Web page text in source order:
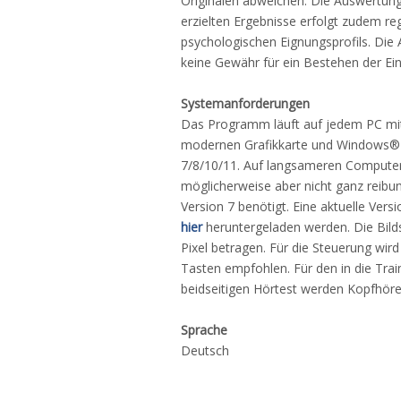
erzielten Ergebnisse erfolgt zudem
psychologischen Eignungsprofils.
keine Gewähr für ein Bestehen der
Systemanforderungen
Das Programm läuft auf jedem PC
modernen Grafikkarte und
7/8/10/11. Auf langsameren
möglicherweise aber nicht ganz
Version 7 benötigt. Eine aktuelle
hierheruntergeladen werden. Die
Pixel betragen. Für die Steuerung
Tasten empfohlen. Für den in die
beidseitigen Hörtest werden
Sprache
Deutsch